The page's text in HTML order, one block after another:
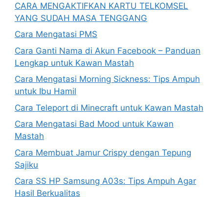
CARA MENGAKTIFKAN KARTU TELKOMSEL
YANG SUDAH MASA TENGGANG
Cara Mengatasi PMS
Cara Ganti Nama di Akun Facebook – Panduan
Lengkap untuk Kawan Mastah
Cara Mengatasi Morning Sickness: Tips Ampuh
untuk Ibu Hamil
Cara Teleport di Minecraft untuk Kawan Mastah
Cara Mengatasi Bad Mood untuk Kawan
Mastah
Cara Membuat Jamur Crispy dengan Tepung
Sajiku
Cara SS HP Samsung A03s: Tips Ampuh Agar
Hasil Berkualitas